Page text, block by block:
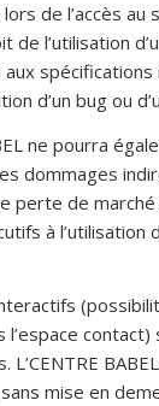
lors de l’accès
de l’utilisation
spécifications
d’un bug ou
ne pourra
dommages
perte de
à
l’espace
L’CENTRE
mise en